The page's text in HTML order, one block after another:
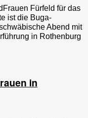
Fürfeld für das
ist die Buga-
Abend mit
in Rothenburg
in